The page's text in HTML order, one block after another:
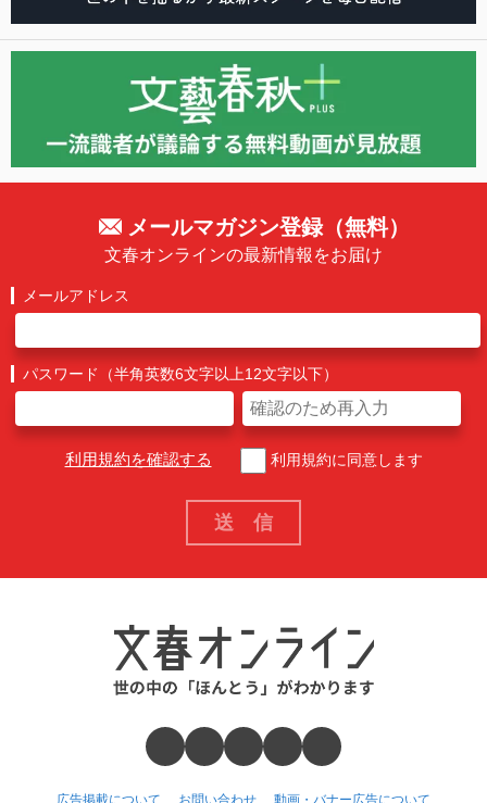
メールマガジン登録（無料）
文春オンラインの最新情報をお届け
メールアドレス
パスワード（半角英数6文字以上12文字以下）
利用規約を確認する 利用規約に同意します
広告掲載について お問い合わせ 動画・バナー広告について